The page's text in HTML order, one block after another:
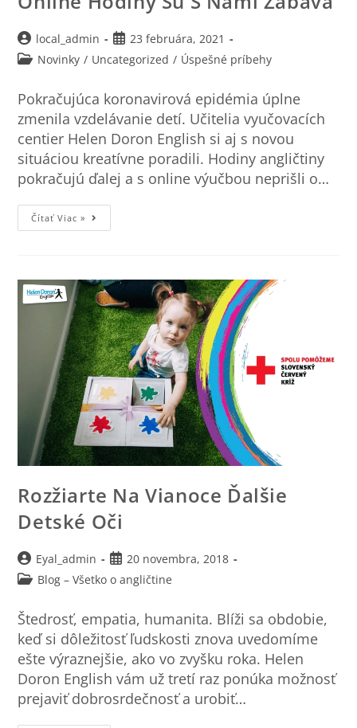
local_admin
23 februára, 2021
Novinky / Uncategorized / Úspešné príbehy
Pokračujúca koronavirová epidémia úplne
zmenila vzdelávanie detí. Učitelia vyučovacích
centier Helen Doron English si aj s novou
situáciou kreatívne poradili. Hodiny angličtiny
pokračujú ďalej a s online výučbou neprišli o…
Čítať Viac »
Rozžiarte Na Vianoce Ďalšie
Detské Oči
Eyal_admin
20 novembra, 2018
Blog – Všetko o angličtine
Štedrosť, empatia, humanita. Blíži sa obdobie,
keď si dôležitosť ľudskosti znova uvedomíme
ešte výraznejšie, ako vo zvyšku roka. Helen
Doron English vám už tretí raz ponúka možnosť
prejaviť dobrosrdečnosť a urobiť…